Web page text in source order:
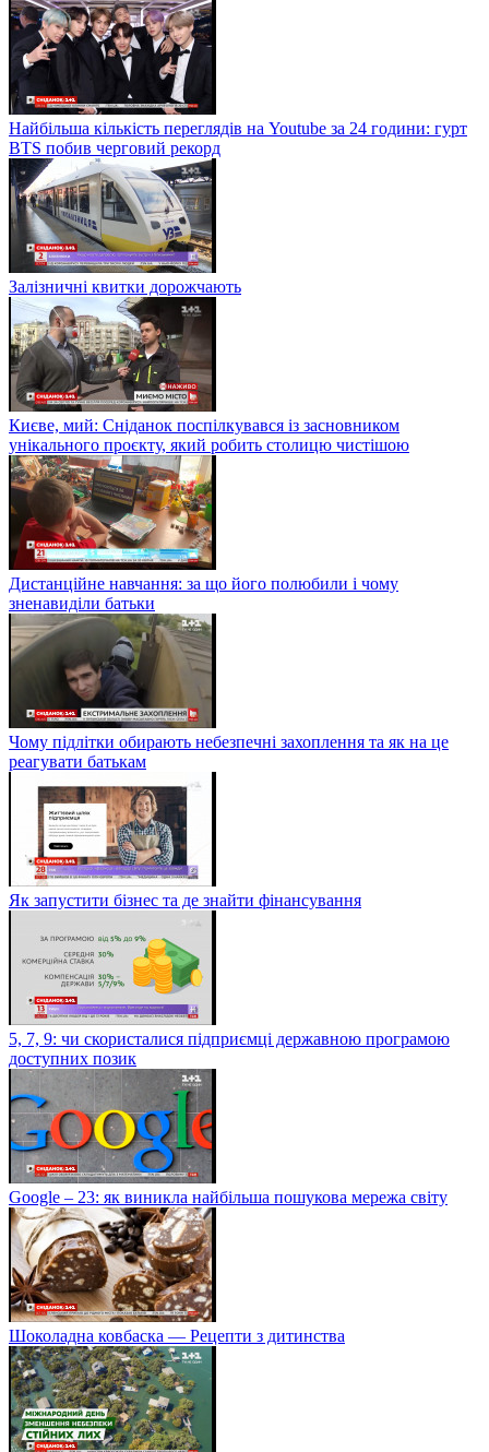
Найбільша кількість переглядів на Youtube за 24 години: гурт
BTS побив черговий рекорд
Залізничні квитки дорожчають
Києве, мий: Сніданок поспілкувався із засновником
унікального проєкту, який робить столицю чистішою
Дистанційне навчання: за що його полюбили і чому
зненавиділи батьки
Чому підлітки обирають небезпечні захоплення та як на це
реагувати батькам
Як запустити бізнес та де знайти фінансування
5, 7, 9: чи скористалися підприємці державною програмою
доступних позик
Google – 23: як виникла найбільша пошукова мережа світу
Шоколадна ковбаска — Рецепти з дитинства